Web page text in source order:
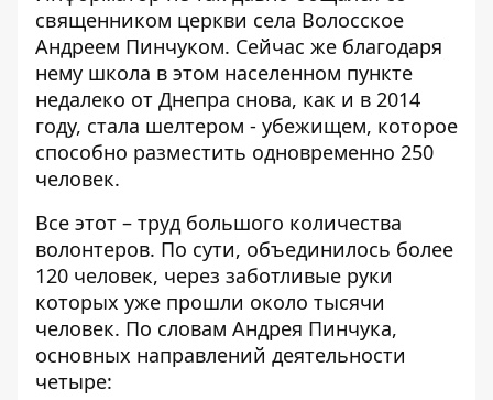
священником церкви села Волосское
Андреем Пинчуком. Сейчас же благодаря
нему школа в этом населенном пункте
недалеко от Днепра снова, как и в 2014
году, стала шелтером - убежищем, которое
способно разместить одновременно 250
человек.
Все этот – труд большого количества
волонтеров. По сути, объединилось более
120 человек, через заботливые руки
которых уже прошли около тысячи
человек. По словам Андрея Пинчука,
основных направлений деятельности
четыре: